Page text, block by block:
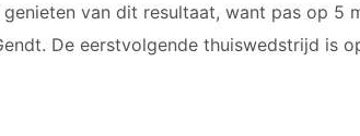
van dit resultaat, want pas op 5
De eerstvolgende thuiswedstrijd is